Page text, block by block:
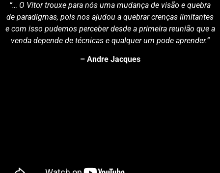
“… O Vitor trouxe para nós uma mudança de visão e quebra
de paradigmas, pois nos ajudou a quebrar crenças limitantes
e com isso pudemos perceber desde a primeira reunião que a
venda depende de técnicas e qualquer um pode aprender.”
– Andre Jacques